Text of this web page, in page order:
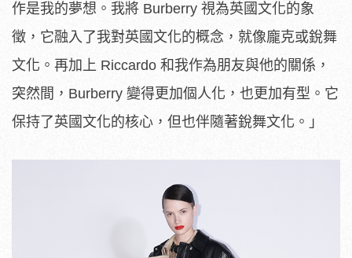
作是我的夢想。我將 Burberry 視為英國文化的象
徵，它融入了我對英國文化的概念，就像龐克或銳舞
文化。再加上 Riccardo 和我作為朋友與他的關係，
突然間，Burberry 變得更加個人化，也更加有型。它
保持了英國文化的核心，但也伴隨著銳舞文化。」